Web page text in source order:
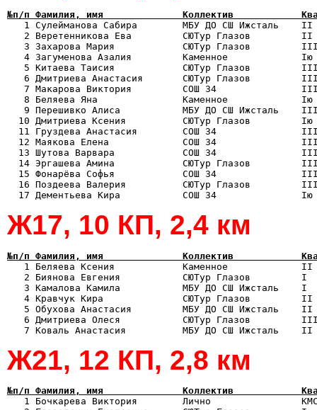
№п/п Фамилия, имя              Коллектив            Квал
1 Сулейманова Сабира        МБУ ДО СШ Ижсталь
2 Веретенникова Ева         СЮТур Глазов
3 Захарова Мария            СЮТур Глазов
4 Загуменова Азалия         Каменное
5 Китаева Таисия            СЮТур Глазов
6 Дмитриева Анастасия       СЮТур Глазов
7 Макарова Виктория         СОШ 34
8 Беляева Яна               Каменное
9 Перешивко Алиса           МБУ ДО СШ Ижсталь
10 Дмитриева Ксения          СЮТур Глазов
11 Груздева Анастасия        СОШ 34
12 Маякова Елена             СОШ 34
13 Шутова Варвара            СОШ 34
14 Эргашева Амина            СЮТур Глазов
15 Фонарёва Софья            СОШ 34
16 Поздеева Валерия          СЮТур Глазов
Ж17, 10 КП, 2,4 км
№п/п Фамилия, имя              Коллектив            Квал
1 Беляева Ксения            Каменное             II
2 Биянова Евгения           СЮТур Глазов
3 Камалова Камила           МБУ ДО СШ Ижсталь
4 Кравчук Кира              СЮТур Глазов
5 Обухова Анастасия         МБУ ДО СШ Ижсталь
6 Дмитриева Олеся           СЮТур Глазов
Ж21, 12 КП, 2,8 км
№п/п Фамилия, имя              Коллектив            Квал
1 Бочкарева Виктория        Лично